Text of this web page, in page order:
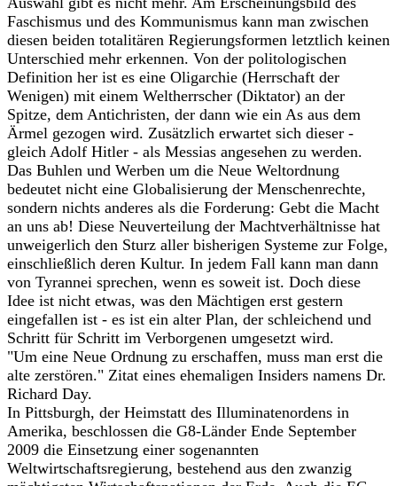
Faschismus und des Kommunismus kann man zwischen
diesen beiden totalitären Regierungsformen letztlich keinen
Unterschied mehr erkennen. Von der politologischen
Definition her ist es eine Oligarchie (Herrschaft der
Wenigen) mit einem Weltherrscher (Diktator) an der
Spitze, dem Antichristen, der dann wie ein As aus dem
Ärmel gezogen wird. Zusätzlich erwartet sich dieser -
gleich Adolf Hitler - als Messias angesehen zu werden.
Das Buhlen und Werben um die Neue Weltordnung
bedeutet nicht eine Globalisierung der Menschenrechte,
sondern nichts anderes als die Forderung: Gebt die Macht
an uns ab! Diese Neuverteilung der Machtverhältnisse hat
unweigerlich den Sturz aller bisherigen Systeme zur Folge,
einschließlich deren Kultur. In jedem Fall kann man dann
von Tyrannei sprechen, wenn es soweit ist. Doch diese
Idee ist nicht etwas, was den Mächtigen erst gestern
eingefallen ist - es ist ein alter Plan, der schleichend und
Schritt für Schritt im Verborgenen umgesetzt wird.
"Um eine Neue Ordnung zu erschaffen, muss man erst die
alte zerstören." Zitat eines ehemaligen Insiders namens Dr.
Richard Day.
In Pittsburgh, der Heimstatt des Illuminatenordens in
Amerika, beschlossen die G8-Länder Ende September
2009 die Einsetzung einer sogenannten
Weltwirtschaftsregierung, bestehend aus den zwanzig